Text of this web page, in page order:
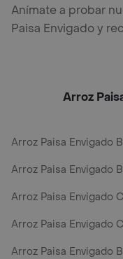
Anímate a probar
Paisa Envigado y
Arroz
Arroz Paisa Envigado
Arroz Paisa Envigado
Arroz Paisa Envigado
Arroz Paisa Envigado
Arroz Paisa Envigado